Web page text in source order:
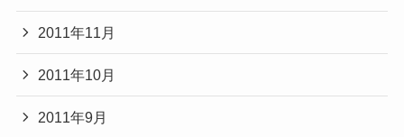
2011年11月
2011年10月
2011年9月